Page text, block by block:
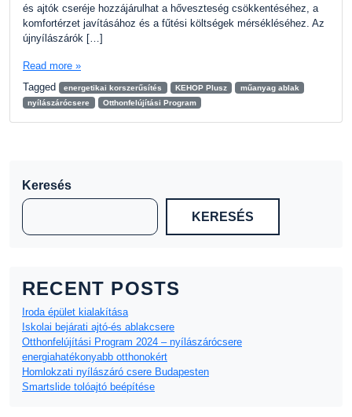
és ajtók cseréje hozzájárulhat a hőveszteség csökkentéséhez, a
komfortérzet javításához és a fűtési költségek mérsékléséhez. Az
újnyílászárók […]
Read more »
Tagged
energetikai korszerűsítés KEHOP Plusz
műanyag ablak
nyílászárócsere
Otthonfelújítási Program
Keresés
KERESÉS
RECENT POSTS
Iroda épület kialakítása
Iskolai bejárati ajtó-és ablakcsere
Otthonfelújítási Program 2024 – nyílászárócsere
energiahatékonyabb otthonokért
Homlokzati nyílászáró csere Budapesten
Smartslide tolóajtó beépítése